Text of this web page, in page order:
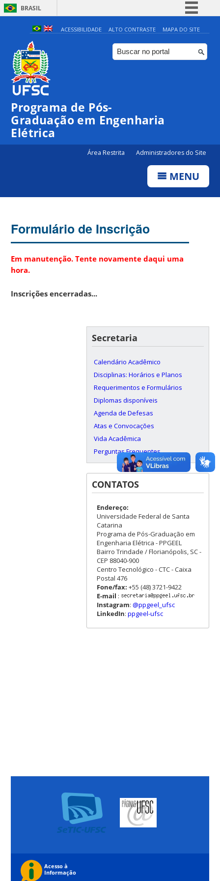
BRASIL
Simplifique!
Comunica BR
Participe
ACESSIBILIDADE ALTO CONTRASTE MAPA DO SITE
Programa de Pós-
Graduação em Engenharia
Elétrica
Área Restrita Administradores do Site
MENU
Formulário de Inscrição
Em manutenção. Tente novamente daqui uma
hora.
Inscrições encerradas...
Secretaria
Calendário Acadêmico
Disciplinas: Horários e Planos
Requerimentos e Formulários
Diplomas disponíveis
Agenda de Defesas
Atas e Convocações
Vida Acadêmica
Perguntas Frequentes
CONTATOS
Endereço:
Universidade Federal de Santa
Catarina
Programa de Pós-Graduação em
Engenharia Elétrica - PPGEEL
Bairro Trindade / Florianópolis, SC -
CEP 88040-900
Centro Tecnológico - CTC - Caixa
Postal 476
Fone/fax: +55 (48) 3721-9422
E-mail :
Instagram: @ppgeel_ufsc
LinkedIn: ppgeel-ufsc